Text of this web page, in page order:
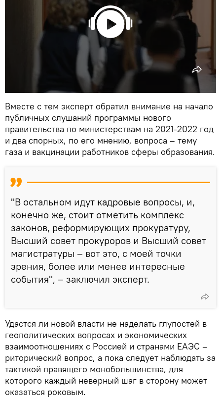
Вместе с тем эксперт обратил внимание на начало
публичных слушаний программы нового
правительства по министерствам на 2021-2022 год
и два спорных, по его мнению, вопроса – тему
газа и вакцинации работников сферы образования.
"В остальном идут кадровые вопросы, и,
конечно же, стоит отметить комплекс
законов, реформирующих прокуратуру,
Высший совет прокуроров и Высший совет
магистратуры – вот это, с моей точки
зрения, более или менее интересные
события", – заключил эксперт.
Удастся ли новой власти не наделать глупостей в
геополитических вопросах и экономических
взаимоотношениях с Россией и странами ЕАЭС –
риторический вопрос, а пока следует наблюдать за
тактикой правящего монобольшинства, для
которого каждый неверный шаг в сторону может
оказаться роковым.